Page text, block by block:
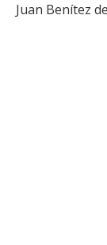
Juan Benítez